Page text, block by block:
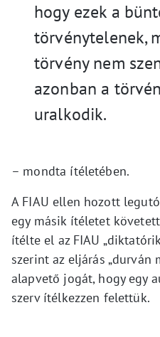
hogy ezek a
törvénytelenek,
törvény nem
azonban a
uralkodik.
– mondta ítéletében.
A FIAU ellen hozott
egy másik ítéletet
ítélte el az FIAU
szerint az eljárás „durván
alapvető jogát, hogy egy
szerv ítélkezzen felettük.